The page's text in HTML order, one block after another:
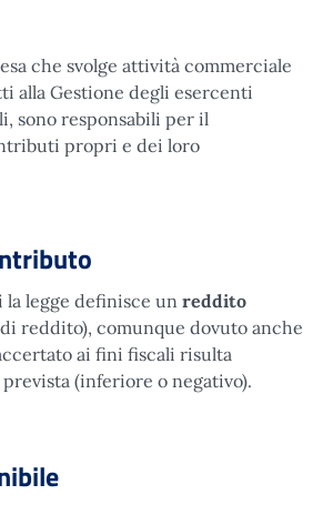
che svolge attività commerciale
alla Gestione degli esercenti
sono responsabili per il
propri e dei loro
legge definisce un reddito
reddito), comunque dovuto anche
ai fini fiscali risulta
(inferiore o negativo).
del contributo